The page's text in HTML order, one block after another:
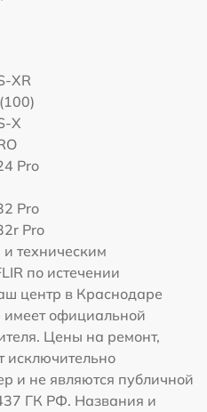
XR
X
Pro
Pro
Pro
техническим
по истечении
центр в Краснодаре
имеет официальной
Цены на ремонт,
исключительно
и не являются публичной
ГК РФ. Названия и